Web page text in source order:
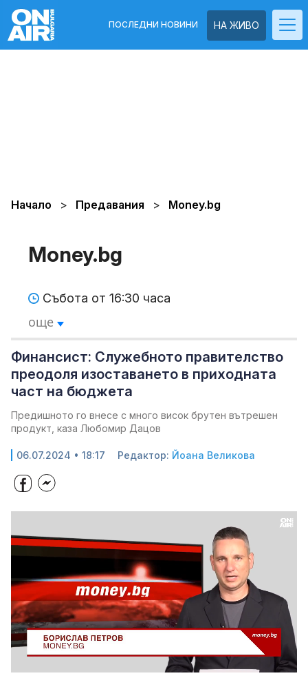
НА ЖИВО
ПОСЛЕДНИ НОВИНИ
Начало Предавания Money.bg
Money.bg
Събота от 16:30 часа
още
Финансист: Cлyжeбнoтo пpaвитeлcтвo
преодоля изocтaвaнeтo в пpиxoднaтa
чacт нa бюджeтa
Предишното го внесе с много висок брутен вътрешен
продукт, каза Любомир Дацов
06.07.2024 • 18:17 Редактор: Йоана Великова